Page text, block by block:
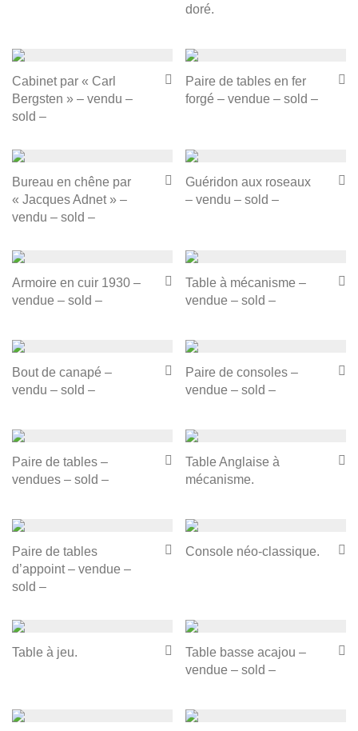
doré.
Cabinet par « Carl
Bergsten » – vendu –
sold –
Paire de tables en fer
forgé – vendue – sold –
Bureau en chêne par
« Jacques Adnet » –
vendu – sold –
Guéridon aux roseaux
– vendu – sold –
Armoire en cuir 1930 –
vendue – sold –
Table à mécanisme –
vendue – sold –
Bout de canapé –
vendu – sold –
Paire de consoles –
vendue – sold –
Paire de tables –
vendues – sold –
Table Anglaise à
mécanisme.
Paire de tables
d’appoint – vendue –
sold –
Console néo-classique.
Table à jeu.
Table basse acajou –
vendue – sold –